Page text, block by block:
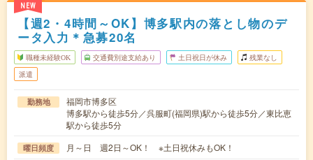
NEW
【週2・4時間～OK】博多駅内の落とし物のデ
ータ入力＊急募20名
職種未経験OK 交通費別途支給あり 土日祝日が休み 残業なし
派遣
勤務地
福岡市博多区
博多駅から徒歩5分／呉服町(福岡県)駅から徒歩5分／東比恵
駅から徒歩5分
曜日頻度 月～日 週2日～OK！ ※土日祝休みもOK！